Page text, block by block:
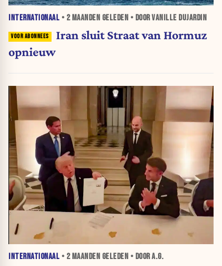
INTERNATIONAAL • 2 MAANDEN GELEDEN • DOOR VANILLE DUJARDIN
Iran sluit Straat van Hormuz
opnieuw
INTERNATIONAAL • 2 MAANDEN GELEDEN • DOOR A.G.